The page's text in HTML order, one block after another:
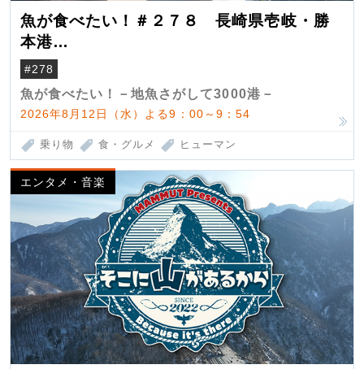
魚が食べたい！＃２７８ 長崎県壱岐・勝
本港
（クロマグロ）
#278
魚が食べたい！－地魚さがして3000港－
2026年8月12日（水）よる9：00～9：54
乗り物 食・グルメ ヒューマン
エンタメ・音楽